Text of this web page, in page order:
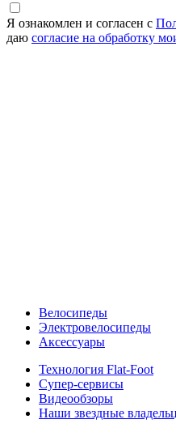
Я ознакомлен и согласен с
даю согласие на обработку
Велосипеды
Электровелосипеды
Аксессуары
Технология Flat-Foot
Супер-сервисы
Видеообзоры
Наши звездные